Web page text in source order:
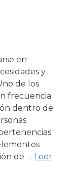
en
y
de los
frecuencia
dentro de
de … Leer